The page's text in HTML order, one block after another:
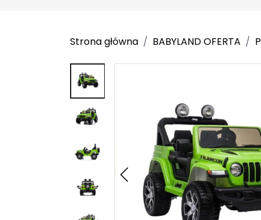
Strona główna BABYLAND OFERTA